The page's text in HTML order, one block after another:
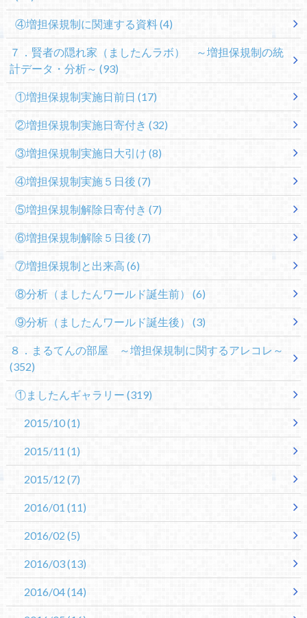
④増担保規制に関連する資料(4)
７．賢者の隠れ家（ましたんラボ） ～増担保規制の統
計データ・分析～ (93)
①増担保規制実施日前日 (17)
②増担保規制実施日寄付き (32)
③増担保規制実施日大引け (8)
④増担保規制実施５日後 (7)
⑤増担保規制解除日寄付き (7)
⑥増担保規制解除５日後 (7)
⑦増担保規制と出来高 (6)
⑧分析（ましたんワールド誕生前） (6)
⑨分析（ましたんワールド誕生後） (3)
８．まるてんの部屋 ～増担保規制に関するアレコレ～
(352)
①ましたんギャラリー (319)
2015/10(1)
2015/11 (1)
2015/12 (7)
2016/01 (11)
2016/02 (5)
2016/03(13)
2016/04(14)